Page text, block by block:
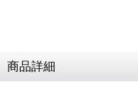
商品詳細